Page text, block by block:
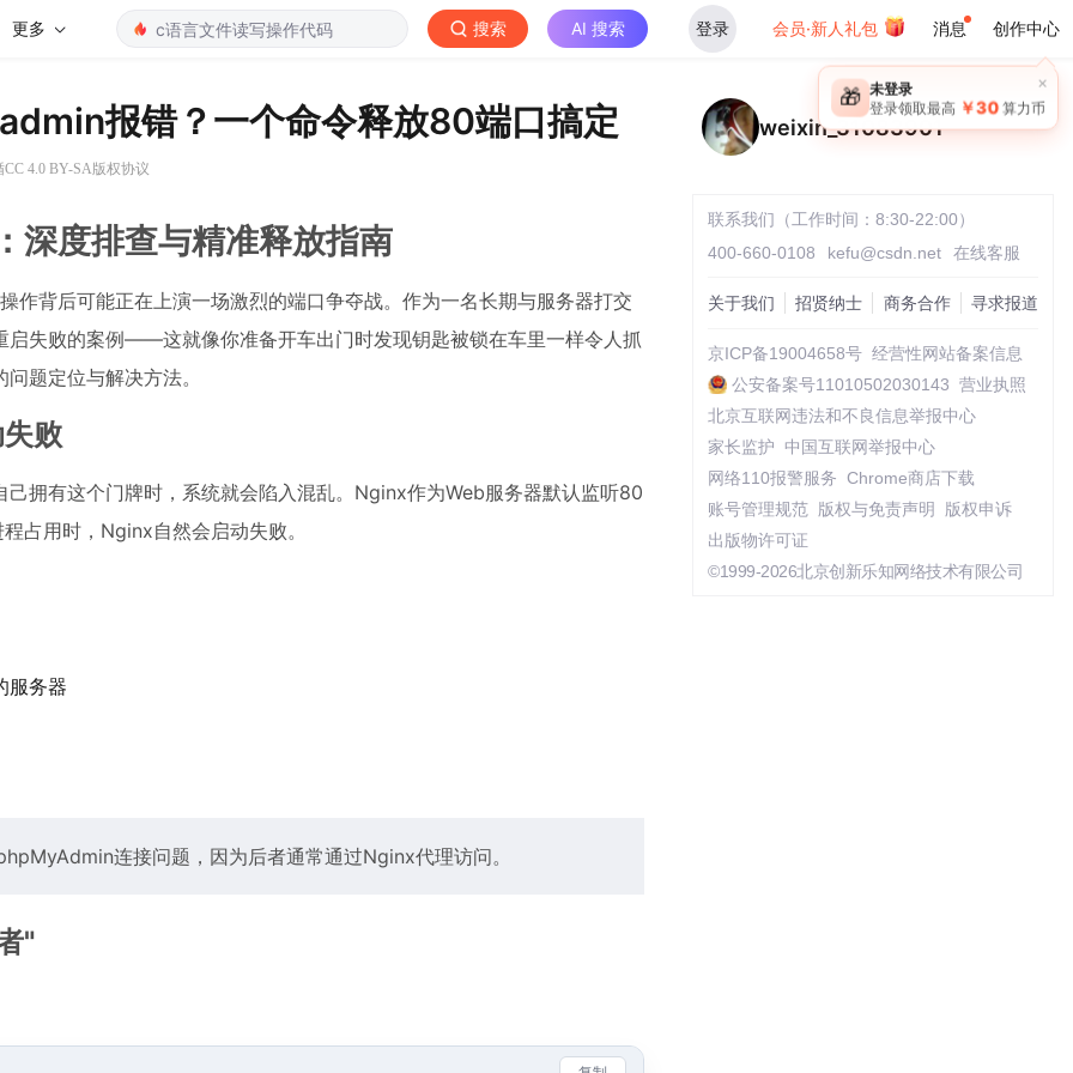
更多 搜索 AI 搜索 登录 会员·新人礼包 消息 创作中心
报错？一个命令释放80端口搞定
4.0 BY-SA版权协议
深度排查与精准释放指南
背后可能正在上演一场激烈的端口争夺战。作为一名长期与服务器打交
失败的案例——这就像你准备开车出门时发现钥匙被锁在车里一样令人抓
题定位与解决方法。
败
拥有这个门牌时，系统就会陷入混乱。Nginx作为Web服务器默认监听80
占用时，Nginx自然会启动失败。
服务器
连接问题，因为后者通常通过Nginx代理访问。
"
weixin_31083901
联系我们（工作时间：8:30-22:00）
400-660-0108
kefu@csdn.net 在线客服
关于我们 招贤纳士 商务合作 寻求报道
京ICP备19004658号 经营性网站备案信息
公安备案号11010502030143 营业执照
北京互联网违法和不良信息举报中心
家长监护
中国互联网举报中心
网络110报警服务 Chrome商店下载
账号管理规范
版权与免责声明
版权申诉
出版物许可证
©1999-2026北京创新乐知网络技术有限公司